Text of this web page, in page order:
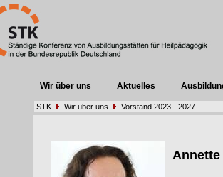
Wir über uns Aktuelles
STK Wir über uns Vorstand 2023 - 2027